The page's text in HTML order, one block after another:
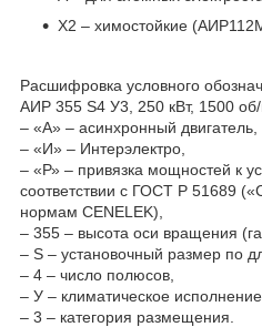
Х2 – химостойкие
Расшифровка условного
АИР 355 S4 У3, 250 кВт, 1500
– «А» – асинхронный двигатель,
– «И» – Интерэлектро,
– «Р» – привязка мощностей к
соответствии с ГОСТ Р 51689
нормам CENELEK),
– 355 – высота оси вращения
– S – установочный размер по
– 4 – число полюсов,
– У – климатическое исполнение,
– 3 – категория размещения.